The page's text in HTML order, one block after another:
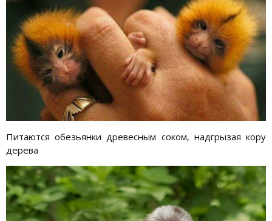
Питаются обезьянки древесным соком, надгрызая кору
дерева